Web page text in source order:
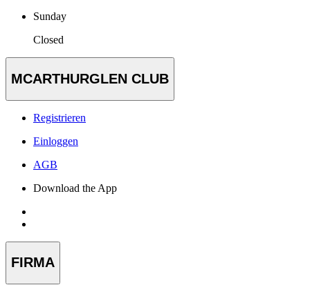
Sunday
Closed
MCARTHURGLEN CLUB
Registrieren
Einloggen
AGB
Download the App
FIRMA